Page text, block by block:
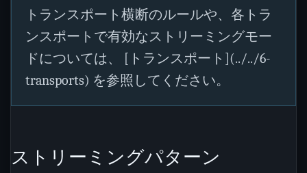
トランスポート横断のルールや、各トラ
ンスポートで有効なストリーミングモー
ドについては、 [トランスポート](../../6-
transports) を参照してください。
ストリーミングパターン